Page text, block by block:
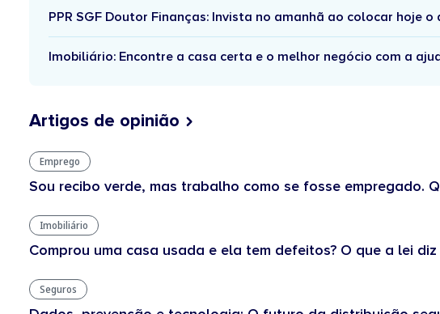
PPR SGF Doutor Finanças: Invista no amanhã ao colocar hoje
Imobiliário: Encontre a casa certa e o melhor negócio com a
Artigos de opinião
Emprego
Sou recibo verde, mas trabalho como se fosse empregado.
Imobiliário
Comprou uma casa usada e ela tem defeitos? O que a lei
Seguros